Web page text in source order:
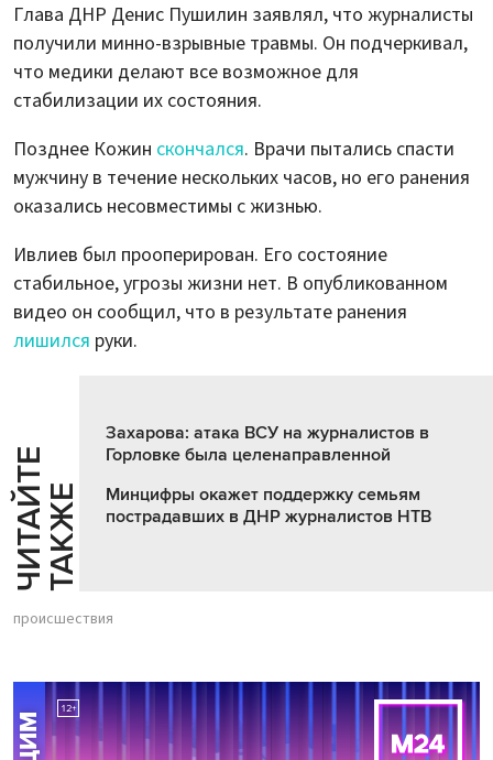
Глава ДНР Денис Пушилин заявлял, что журналисты
получили минно-взрывные травмы. Он подчеркивал,
что медики делают все возможное для
стабилизации их состояния.
Позднее Кожин скончался. Врачи пытались спасти
мужчину в течение нескольких часов, но его ранения
оказались несовместимы с жизнью.
Ивлиев был прооперирован. Его состояние
стабильное, угрозы жизни нет. В опубликованном
видео он сообщил, что в результате ранения
лишился руки.
Ч
И
Т
АЙ
Т
Е
Т
А
К
ЖЕ
Захарова: атака ВСУ на журналистов в
Горловке была целенаправленной
Минцифры окажет поддержку семьям
пострадавших в ДНР журналистов НТВ
происшествия